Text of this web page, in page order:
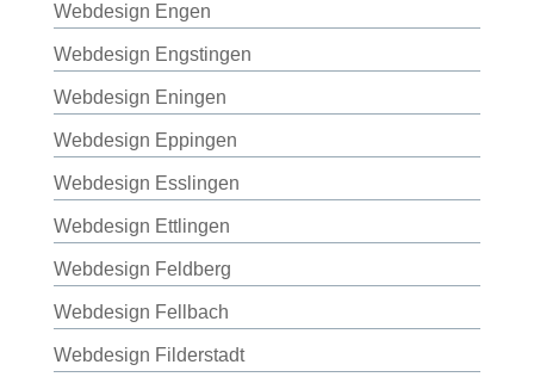
Webdesign Engen
Webdesign Engstingen
Webdesign Eningen
Webdesign Eppingen
Webdesign Esslingen
Webdesign Ettlingen
Webdesign Feldberg
Webdesign Fellbach
Webdesign Filderstadt